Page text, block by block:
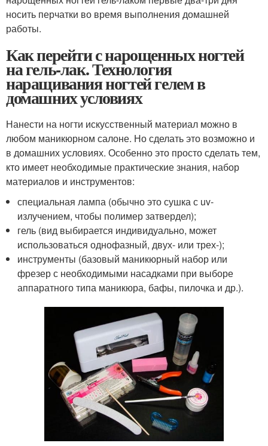
носить перчатки во время выполнения домашней
работы.
Как перейти с нарощенных ногтей
на гель-лак. Технология
наращивания ногтей гелем в
домашних условиях
Нанести на ногти искусственный материал можно в
любом маникюрном салоне. Но сделать это возможно и
в домашних условиях. Особенно это просто сделать тем,
кто имеет необходимые практические знания, набор
материалов и инструментов:
специальная лампа (обычно это сушка с uv-
излучением, чтобы полимер затвердел);
гель (вид выбирается индивидуально, может
использоваться однофазный, двух- или трех-);
инструменты (базовый маникюрный набор или
фрезер с необходимыми насадками при выборе
аппаратного типа маникюра, бафы, пилочка и др.).